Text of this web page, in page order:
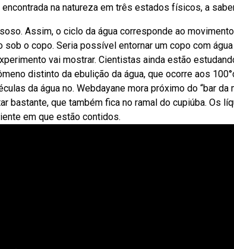
encontrada na natureza em três estados físicos, a
Assim, o ciclo da água corresponde ao
sob o copo. Seria possível entornar um copo com
vai mostrar. Cientistas ainda estão
distinto da ebulição da água, que ocorre aos
da água no. Webdayane mora próximo do “bar
bastante, que também fica no ramal do cupiúba. Os
em que estão contidos.